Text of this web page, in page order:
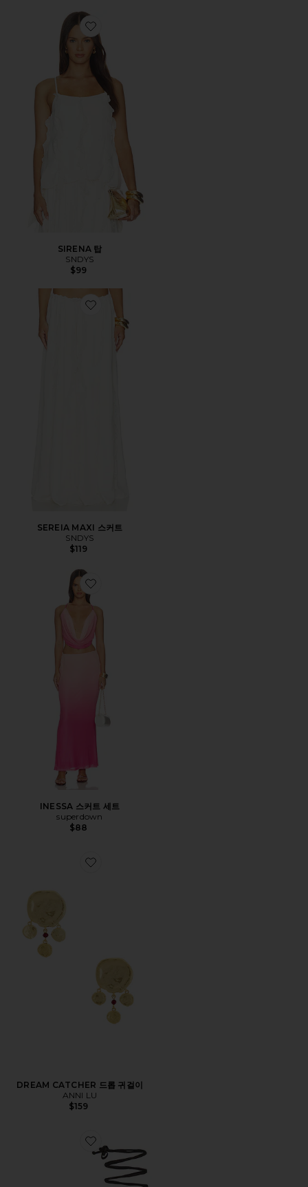
Favorite SIRENA 탑
SIRENA 탑
SNDYS
$99
Favorite SEREIA MAXI 스커트
SEREIA MAXI 스커트
SNDYS
$119
Favorite INESSA 스커트 세트
INESSA 스커트 세트
superdown
$88
Favorite DREAM CATCHER 드롭 귀걸이
DREAM CATCHER 드롭 귀걸이
ANNI LU
$159
Favorite NAYLA 샌들